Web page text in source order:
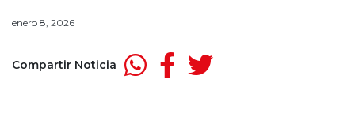
enero 8, 2026
Compartir Noticia